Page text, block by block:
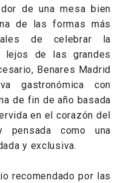
de una mesa bien
de las formas más
de celebrar la
lejos de las grandes
Benares Madrid
gastronómica con
de fin de año basada
en el corazón del
pensada como una
y exclusiva.
recomendado por las